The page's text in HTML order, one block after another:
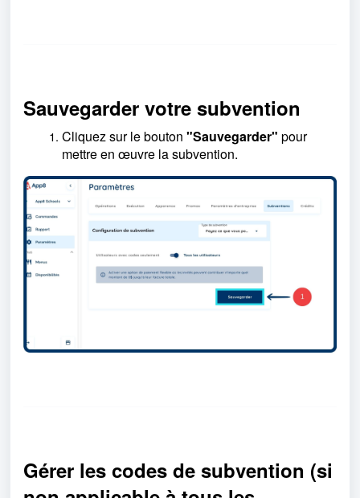
Sauvegarder votre subvention
Cliquez sur le bouton "Sauvegarder" pour
mettre en œuvre la subvention.
Gérer les codes de subvention (si